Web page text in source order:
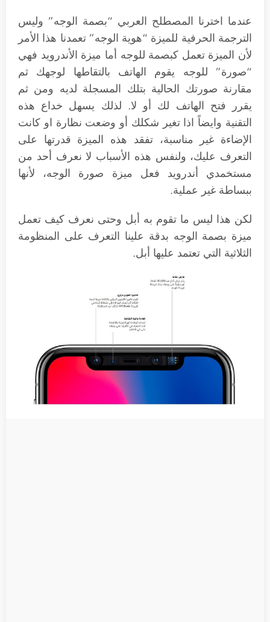
عندما اخترنا المصطلح العربي “بصمة الوجه” وليس
الترجمة الحرفية للميزة “هوية الوجه” تعمدنا هذا الأمر
لأن الميزة تعمل كبصمة للوجه أما ميزة الأندرويد فهي
“صورة” للوجه يقوم الهاتف بالتقاطها لوجهك ثم
مقارنة صورتك الحالية بتلك المسجلة لديه ومن ثم
يقرر فتح الهاتف لك أو لا. لذلك يسهل خداع هذه
التقنية وايضاً اذا تغير شكلك أو وضعت نظارة او كانت
الإضاءة غير مناسبة، تفقد هذه الميزة قدرتها على
التعرف عليك، ولنفس هذه الأسباب لا نعرف أحد من
مستخمدي أندرويد فعل ميزة صورة الوجه، لأنها
ببساطة غير عملية.
لكن هذا ليس ما تقوم به أبل وحتى نعرف كيف تعمل
ميزة بصمة الوجه بدقة علينا التعرف على المنظومة
الثلاثية التي تعتمد عليها أبل.